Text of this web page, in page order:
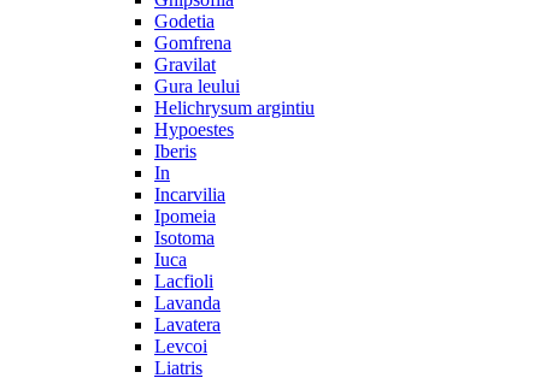
Godetia
Gomfrena
Gravilat
Gura leului
Helichrysum argintiu
Hypoestes
Iberis
In
Incarvilia
Ipomeia
Isotoma
Iuca
Lacfioli
Lavanda
Lavatera
Levcoi
Liatris